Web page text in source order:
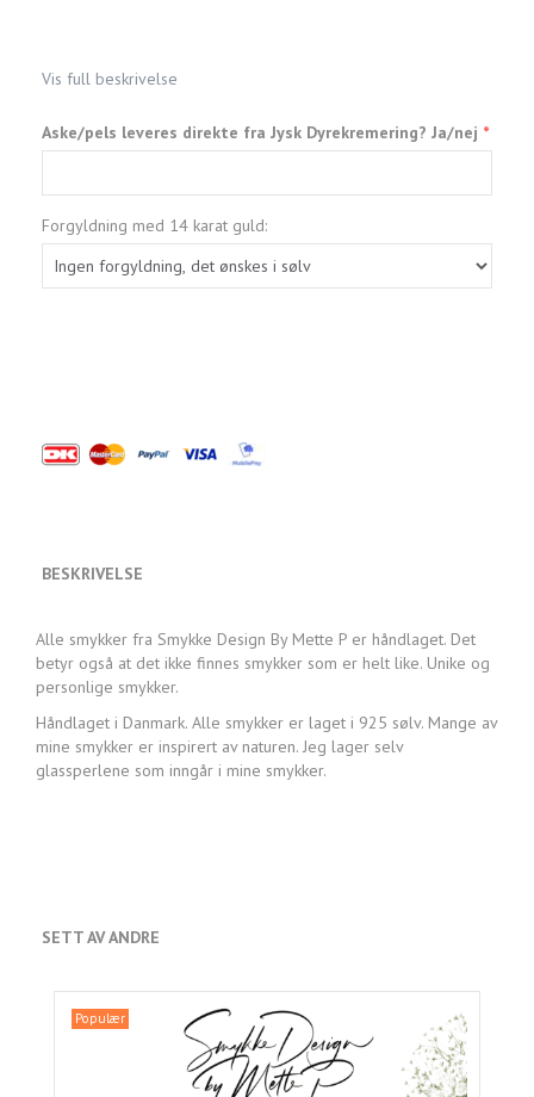
Vis full beskrivelse
Aske/pels leveres direkte fra Jysk Dyrekremering? Ja/nej
Forgyldning med 14 karat guld:
BESKRIVELSE
Alle smykker fra Smykke Design By Mette P er håndlaget. Det
betyr også at det ikke finnes smykker som er helt like. Unike og
personlige smykker.
Håndlaget i Danmark. Alle smykker er laget i 925 sølv. Mange av
mine smykker er inspirert av naturen. Jeg lager selv
glassperlene som inngår i mine smykker.
SETT AV ANDRE
Populær